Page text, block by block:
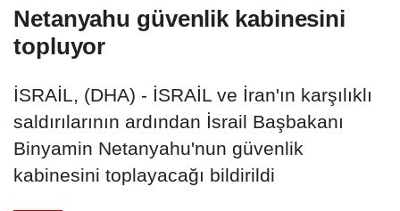
Netanyahu güvenlik kabinesini
topluyor
İSRAİL, (DHA) - İSRAİL ve İran'ın karşılıklı
saldırılarının ardından İsrail Başbakanı
Binyamin Netanyahu'nun güvenlik
kabinesini toplayacağı bildirildi